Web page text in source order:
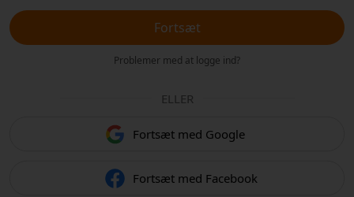
Fortsæt
Problemer med at logge ind?
ELLER
Fortsæt med Google
Fortsæt med Facebook